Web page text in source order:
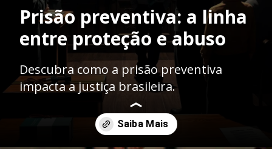
Prisão preventiva: a linha
entre proteção e abuso
Descubra como a prisão preventiva
impacta a justiça brasileira.